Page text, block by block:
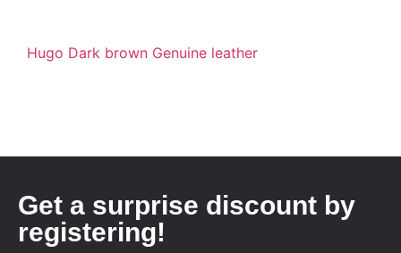
Hugo Dark brown Genuine leather
Get a surprise discount by
registering!